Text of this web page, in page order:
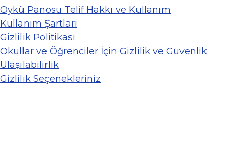
Öykü Panosu Telif Hakkı ve Kullanım
Kullanım Şartları
Gizlilik Politikası
Okullar ve Öğrenciler İçin Gizlilik ve Güvenlik
Ulaşılabilirlik
Gizlilik Seçenekleriniz